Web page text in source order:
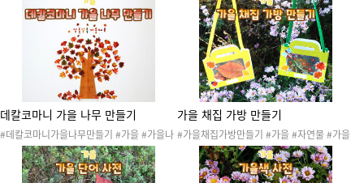
데칼코마니 가을 나무 만들기
#데칼코마니가을나무만들기 #가을 #가을나
무 #낙엽 #은행잎 #단풍잎 #나무꾸미기 #나
무만들기 #협동활동 #가을도안 #가을활동 #
가을자료 #가을만들기 #가을놀이 #색칠놀이
가을 채집 가방 만들기
#가을채집가방만들기 #가을 #자연물 #가을
꽃 #가을열매 #가을곤충 #낙엽 #은행잎 #단
풍잎 #가을도안 #가을활동 #가을자료 #가을
만들기 #채집통 #채집가방 #바깥놀이 #바깥